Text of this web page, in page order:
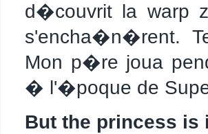
d�couvrit la warp
s'encha�n�rent.
Mon p�re joua
� l'�poque de
But the princess is